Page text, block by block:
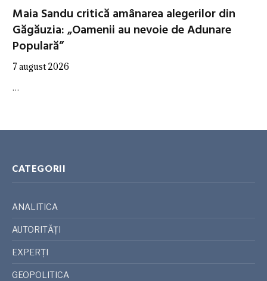
Maia Sandu critică amânarea alegerilor din
Găgăuzia: „Oamenii au nevoie de Adunare
Populară”
7 august 2026
…
CATEGORII
ANALITICA
AUTORITĂȚI
EXPERȚI
GEOPOLITICA